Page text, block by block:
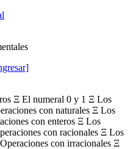
Ξ El numeral 0 y 1 Ξ Los
con naturales Ξ Los
con enteros Ξ Los
con racionales Ξ Los
con irracionales Ξ